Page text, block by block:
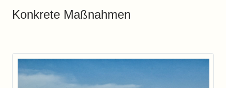
Konkrete Maßnahmen